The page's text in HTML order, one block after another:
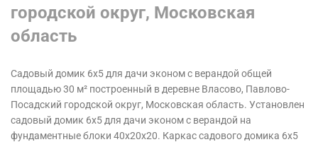
городской округ, Московская
область
Садовый домик 6х5 для дачи эконом с верандой общей
площадью 30 м² построенный в деревне Власово, Павлово-
Посадский городской округ, Московская область. Установлен
садовый домик 6х5 для дачи эконом с верандой на
фундаментные блоки 40х20х20. Каркас садового домика 6х5